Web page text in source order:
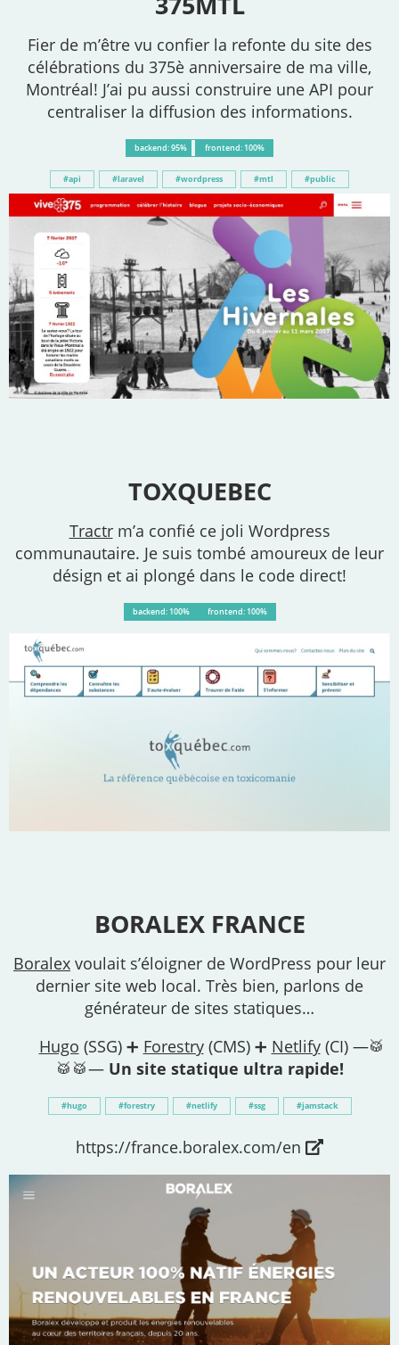
Fier de m’être vu confier la refonte du site des
célébrations du 375è anniversaire de ma ville,
Montréal! J’ai pu aussi construire une API pour
centraliser la diffusion des informations.
backend: 95% frontend: 100%
api laravel wordpress mtl public
TOXQUEBEC
Tractrm’a confié ce joli Wordpress
communautaire. Je suis tombé amoureux de leur
désign et ai plongé dans le code direct!
backend: 100% frontend: 100%
BORALEX FRANCE
Boralex voulait s’éloigner de WordPress pour leur
dernier site web local. Très bien, parlons de
générateur de sites statiques…
Hugo (SSG) ➕ Forestry(CMS) ➕ Netlify(CI) —🥁
🥁🥁— Un site statique ultra rapide!
hugo forestry netlify ssg jamstack
https://france.boralex.com/en